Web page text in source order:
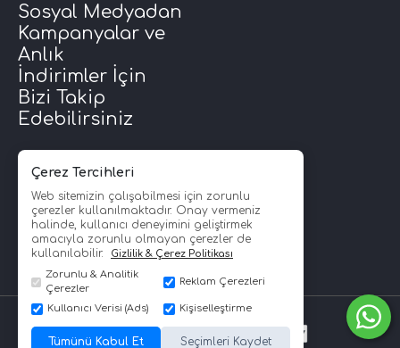
Sosyal Medyadan
Kampanyalar ve
Anlık
İndirimler İçin
Bizi Takip
Edebilirsiniz
SPLHİFİ © Copyright 2008 - 2026
Çerez Tercihleri
Web sitemizin çalışabilmesi için zorunlu
çerezler kullanılmaktadır. Onay vermeniz
halinde, kullanıcı deneyimini geliştirmek
amacıyla zorunlu olmayan çerezler de
kullanılabilir.
Gizlilik & Çerez Politikası
Zorunlu & Analitik
Çerezler
Reklam Çerezleri
Kullanıcı Verisi (Ads) Kişiselleştirme
Tümünü Kabul Et Seçimleri Kaydet